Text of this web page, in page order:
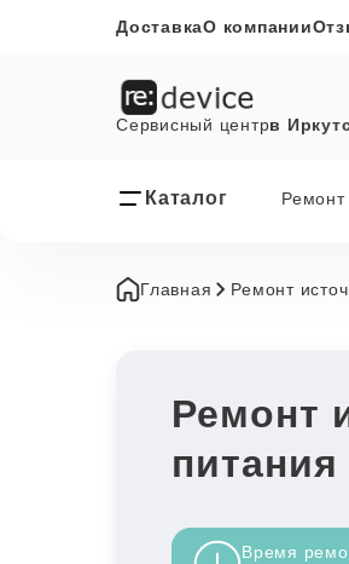
ДоставкаО компании
Сервисный центрв
Каталог Ремонт
Главная Ремонт
Ремонт
Время